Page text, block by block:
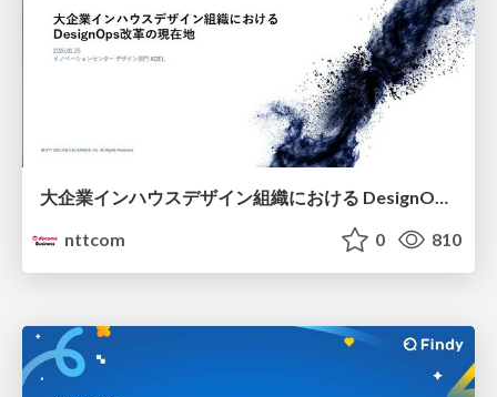
大企業インハウスデザイン組織における DesignOps改革の現在地 / DesignOps at Scale: Navigating Transformation in Large Enterprises
nttcom
0 810